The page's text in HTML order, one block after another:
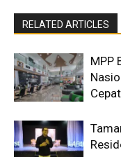
RELATED ARTICLES
MPP